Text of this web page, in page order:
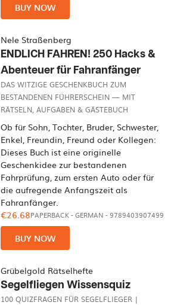
BUY NOW
Nele Straßenberg
ENDLICH FAHREN! 250 Hacks &
Abenteuer für Fahranfänger
DAS WITZIGE GESCHENKBUCH ZUM
BESTANDENEN FÜHRERSCHEIN — MIT
RÄTSELN, AUFGABEN & GÄSTEBUCH
Ob für Sohn, Tochter, Bruder, Schwester,
Enkel, Freundin, Freund oder Kollegen:
Dieses Buch ist eine originelle
Geschenkidee zur bestandenen
Fahrprüfung, zum ersten Auto oder für
die aufregende Anfangszeit als
Fahranfänger.
€26.68PAPERBACK-GERMAN - 9789403907499
BUY NOW
Grübelgold Rätselhefte
Segelfliegen Wissensquiz
100 QUIZFRAGEN FÜR SEGELFLIEGER |